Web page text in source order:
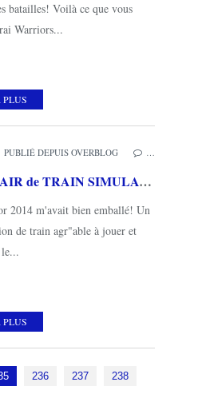
batailles! Voilà ce que vous
Warriors...
PLUS
PUBLIÉ DEPUIS OVERBLOG …
TEST ECLAIR de TRAIN SIMULATOR 2015 (sur PC): euh, c'est la version 2014? je me suis trompé de disque?...
2014 m'avait bien emballé! Un
de train agr"able à jouer et
PLUS
236 237
238